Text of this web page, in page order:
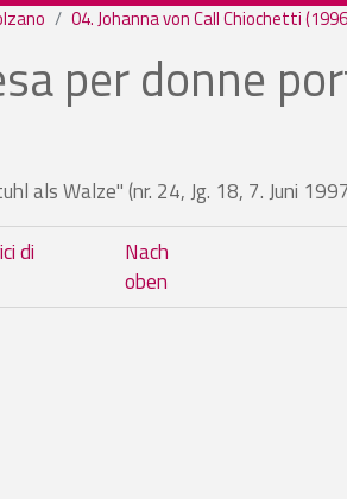
04. Johanna von Call Chiochetti
per donne
als Walze" (nr. 24, Jg. 18, 7. Juni
Buch Corso di
di
Nach
oben